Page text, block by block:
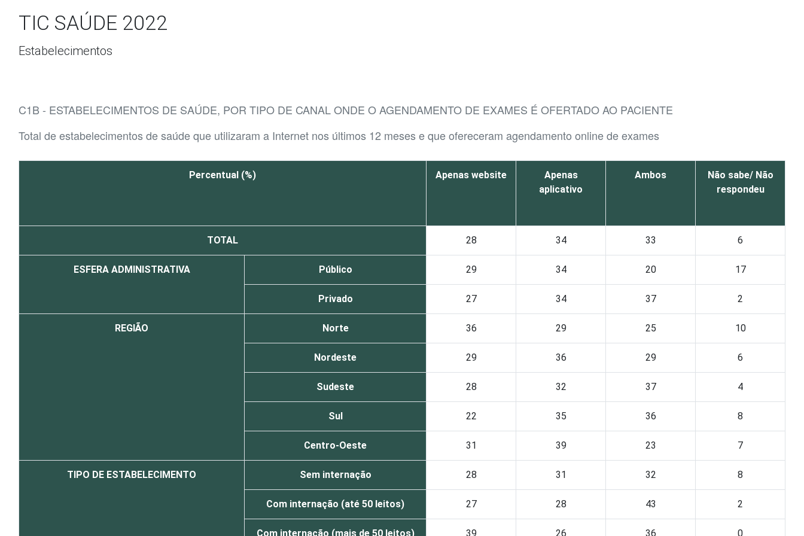
TIC SAÚDE 2022
Estabelecimentos
C1B - ESTABELECIMENTOS DE SAÚDE, POR TIPO DE CANAL ONDE O AGENDAMENTO DE EXAMES É OFERTADO AO PACIENTE
Total de estabelecimentos de saúde que utilizaram a Internet nos últimos 12 meses e que ofereceram agendamento online de exames
Percentual (%) Apenas website
Apenas
aplicativo
Ambos
Não sabe/ Não
respondeu
TOTAL 28 34 33 6
ESFERA ADMINISTRATIVA Público 29 34 20 17
Privado 27 34 37 2
REGIÃO Norte 36 29 25 10
Nordeste 29 36 29 6
Sudeste 28 32 37 4
Sul 22 35 36 8
Centro-Oeste 31 39 23 7
TIPO DE ESTABELECIMENTO Sem internação 28 31 32 8
Com internação (até 50 leitos) 27 28 43 2
Com internação (mais de 50 leitos) 39 26 36 0